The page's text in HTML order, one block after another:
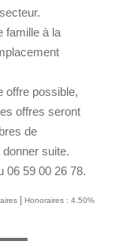
famille à la
offre possible,
offres seront
de
suite.
06 59 00 26 78.
| Honoraires : 4.50%